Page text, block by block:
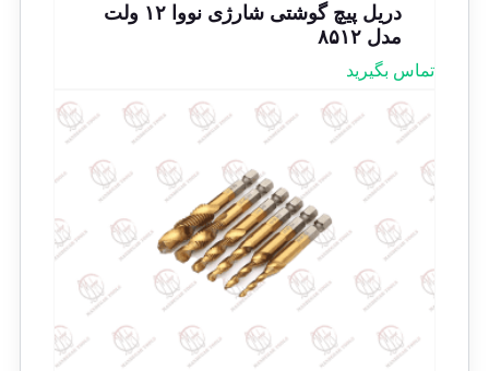
دریل پیچ گوشتی شارژی نووا ۱۲ ولت
مدل ۸۵۱۲
تماس بگیرید